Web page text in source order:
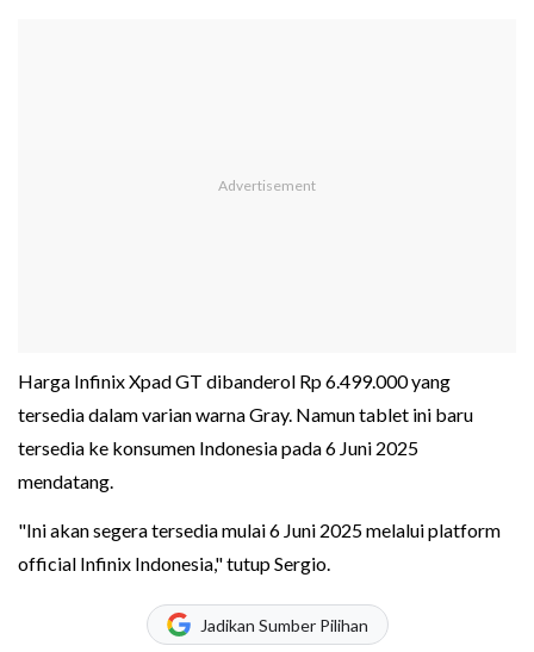
Harga Infinix Xpad GT dibanderol Rp 6.499.000 yang
tersedia dalam varian warna Gray. Namun tablet ini baru
tersedia ke konsumen Indonesia pada 6 Juni 2025
mendatang.
"Ini akan segera tersedia mulai 6 Juni 2025 melalui platform
official Infinix Indonesia," tutup Sergio.
Jadikan Sumber Pilihan